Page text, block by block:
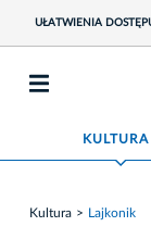
UŁATWIENIA
KULTURA
Kultura Lajkonik